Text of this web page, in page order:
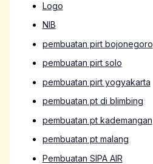
Logo
NIB
pembuatan pirt bojonegoro
pembuatan pirt solo
pembuatan pirt yogyakarta
pembuatan pt di blimbing
pembuatan pt kademangan
pembuatan pt malang
Pembuatan SIPA AIR